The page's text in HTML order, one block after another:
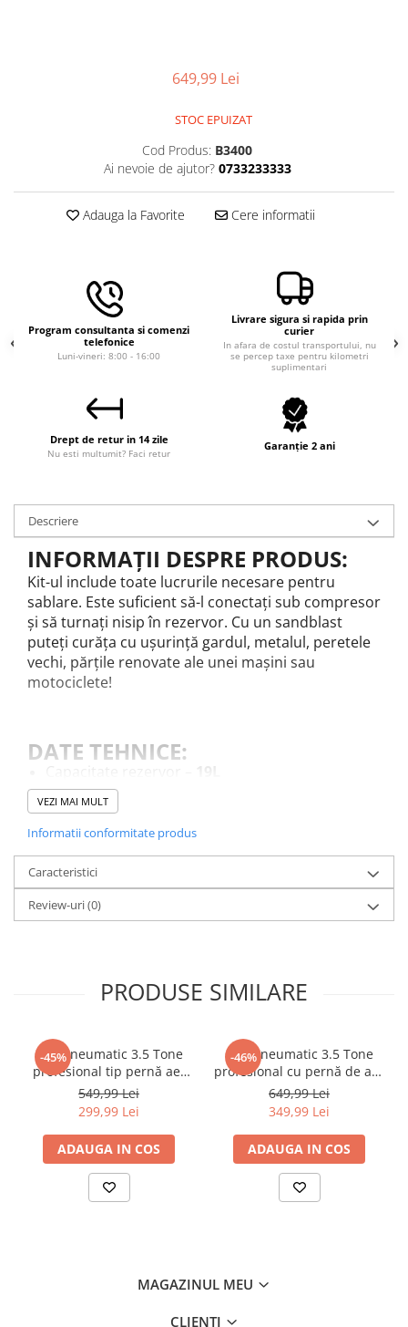
Invertor / convertor curent
Unghiulare/drepte
Pompe
PPR lipire taiere
Redresoare/robot pornire/starter
Stabilizatoare curent AVR
Sudura / taiere
Aparat taiat cu plasma
Aparate sudura
Masca de sudura
Sursa lumina
UPS Sursa curent
Accesorii / consumabile atelier
Ambreiaj
Aparat masina dejantat echilibrat
vulcanizare
Aparat sablat curatat
Blocaj distributie
Chei
Chei combinate/inelare/cu clichet
Dinamometrice
Filtre ulei
Prelungitor chei
Truse scule
Clesti auto
Compresoare auto
649,99 Lei
STOC EPUIZAT
Cod Produs: B3400
Ai nevoie de ajutor? 0733233333
Adauga la Favorite Cere informatii
Program consultanta si comenzi
telefonice
Luni-vineri: 8:00 - 16:00
Livrare sigura si rapida prin
curier
In afara de costul transportului, nu
se percep taxe pentru kilometri
suplimentari
Drept de retur in 14 zile
Nu esti multumit? Faci retur
Garanție 2 ani
Descriere
INFORMAȚII DESPRE PRODUS:
Kit-ul include toate lucrurile necesare pentru
sablare. Este suficient să-l conectați sub compresor
și să turnați nisip în rezervor. Cu un sandblast
puteți curăța cu ușurință gardul, metalul, peretele
vechi, părțile renovate ale unei mașini sau
motociclete!
DATE TEHNICE:
19L
Presiune de lucru -
Lungimea furtunului cu pistol -
greutate -13 kg
VEZI MAI MULT
Informatii conformitate produs
Caracteristici
Review-uri(0)
PRODUSE SIMILARE
-45%
Cric pneumatic 3.5 Tone
profesional tip pernă aer
14-40cm (3.5TAIR)
549,99 Lei
299,99 Lei
ADAUGA IN COS
-46%
Cric pneumatic 3.5 Tone
profesional cu pernă de aer
pentru vulcanizare 15-40cm
(RK-01-200)
649,99 Lei
349,99 Lei
ADAUGA IN COS
MAGAZINUL MEU
CLIENTI